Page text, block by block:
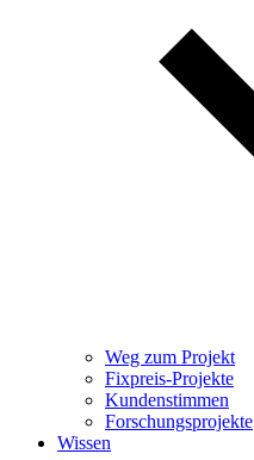
Weg zum Projekt
Fixpreis-Projekte
Kundenstimmen
Forschungsprojekte
Wissen